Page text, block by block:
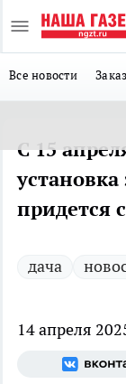
Все новости
С 15
придется
дача
14 апреля